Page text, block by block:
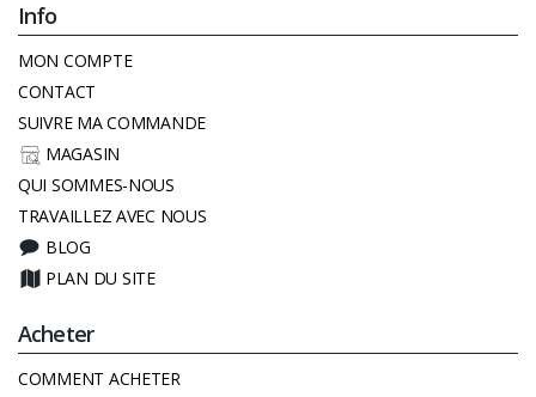
Info
MON COMPTE
CONTACT
SUIVRE MA COMMANDE
MAGASIN
QUI SOMMES-NOUS
TRAVAILLEZ AVEC NOUS
BLOG
PLAN DU SITE
Acheter
COMMENT ACHETER